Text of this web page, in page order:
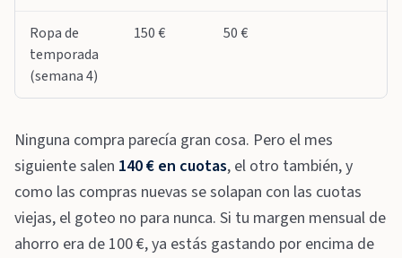
Ropa de
temporada
(semana 4)
150 € 50 €
Ninguna compra parecía gran cosa. Pero el mes
siguiente salen 140 € en cuotas, el otro también, y
como las compras nuevas se solapan con las cuotas
viejas, el goteo no para nunca. Si tu margen mensual de
ahorro era de 100 €, ya estás gastando por encima de